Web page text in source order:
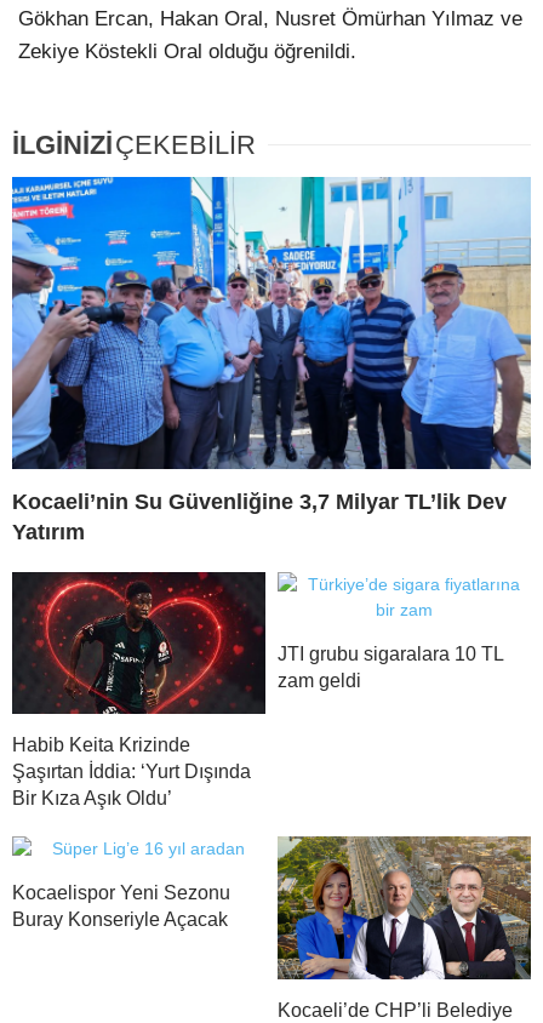
Gökhan Ercan, Hakan Oral, Nusret Ömürhan Yılmaz ve
Zekiye Köstekli Oral olduğu öğrenildi.
İLGİNİZİÇEKEBİLİR
Kocaeli’nin Su Güvenliğine 3,7 Milyar TL’lik Dev
Yatırım
Habib Keita Krizinde
Şaşırtan İddia: ‘Yurt Dışında
Bir Kıza Aşık Oldu’
JTI grubu sigaralara 10 TL
zam geldi
Kocaelispor Yeni Sezonu
Buray Konseriyle Açacak
Kocaeli’de CHP’li Belediye